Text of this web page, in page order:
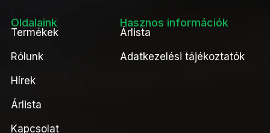
Oldalaink
Termékek
Rólunk
Hírek
Árlista
Kapcsolat
Hasznos információk
Árlista
Adatkezelési tájékoztatók